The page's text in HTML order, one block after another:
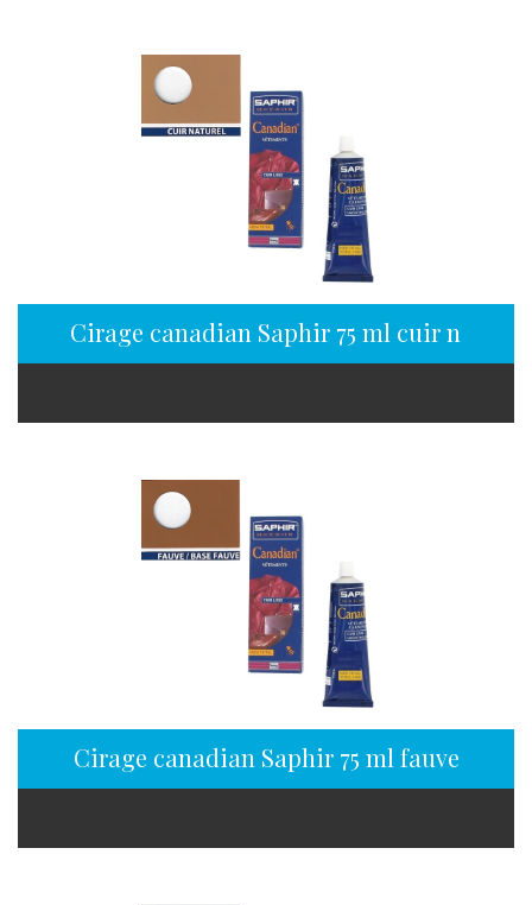
Cirage canadian Saphir 75 ml cuir naturel
Cirage canadian Saphir 75 ml fauve